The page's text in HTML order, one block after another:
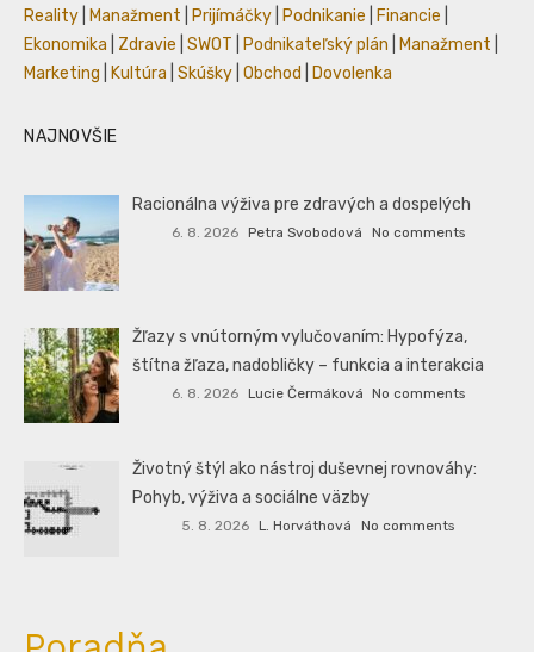
Reality
Manažment Prijímáčky Podnikanie Financie
Ekonomika
Zdravie SWOT Podnikateľský plán Manažment
Marketing
Kultúra Skúšky Obchod Dovolenka
NAJNOVŠIE
Racionálna výživa pre zdravých a dospelých
6. 8. 2026 Petra Svobodová No comments
Žľazy s vnútorným vylučovaním: Hypofýza,
štítna žľaza, nadobličky – funkcia a interakcia
6. 8. 2026 Lucie Čermáková No comments
Životný štýl ako nástroj duševnej rovnováhy:
Pohyb, výživa a sociálne väzby
5. 8. 2026 L. Horváthová No comments